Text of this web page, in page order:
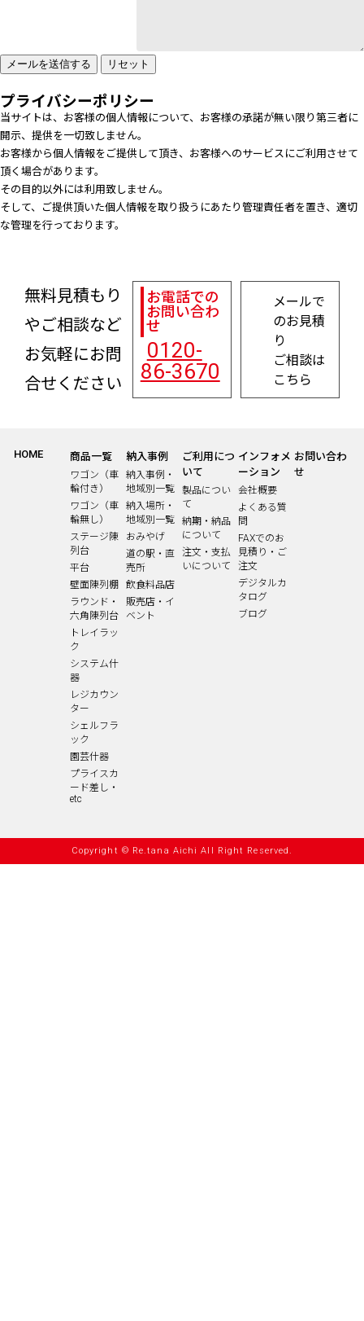
プライバシーポリシー
当サイトは、お客様の個人情報について、お客様の承諾が無い限り第三者に
開示、提供を一切致しません。
お客様から個人情報をご提供して頂き、お客様へのサービスにご利用させて
頂く場合があります。
その目的以外には利用致しません。
そして、ご提供頂いた個人情報を取り扱うにあたり管理責任者を置き、適切
な管理を行っております。
無料見積もり
やご相談など
お気軽にお問
合せください
お電話での
お問い合わ
せ
0120-
86-3670
メールで
のお見積
り
ご相談は
こちら
HOME 商品一覧
ワゴン（車
輪付き）
ワゴン（車
輪無し）
ステージ陳
列台
平台
壁面陳列棚
ラウンド・
六角陳列台
トレイラッ
ク
システム什
器
レジカウン
ター
シェルフラ
ック
園芸什器
プライスカ
ード差し・
etc
納入事例
納入事例・
地域別一覧
納入場所・
地域別一覧
おみやげ
道の駅・直
売所
飲食料品店
販売店・イ
ベント
ご利用につ
いて
製品につい
て
納期・納品
について
注文・支払
いについて
インフォメ
ーション
会社概要
よくある質
問
FAXでのお
見積り・ご
注文
デジタルカ
タログ
ブログ
お問い合わ
せ
Copyright © Re.tana Aichi All Right Reserved.